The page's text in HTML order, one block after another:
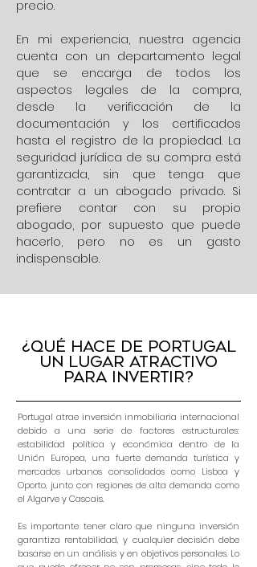
precio.
En mi experiencia, nuestra agencia
cuenta con un departamento legal
que se encarga de todos los
aspectos legales de la compra,
desde la verificación de la
documentación y los certificados
hasta el registro de la propiedad. La
seguridad jurídica de su compra está
garantizada, sin que tenga que
contratar a un abogado privado. Si
prefiere contar con su propio
abogado, por supuesto que puede
hacerlo, pero no es un gasto
indispensable.
¿Qué hace de Portugal
un lugar atractivo
para invertir?
Portugal atrae inversión inmobiliaria internacional
debido a una serie de factores estructurales:
estabilidad política y económica dentro de la
Unión Europea, una fuerte demanda turística y
mercados urbanos consolidados como Lisboa y
Oporto, junto con regiones de alta demanda como
el Algarve y Cascais.
Es importante tener claro que ninguna inversión
garantiza rentabilidad, y cualquier decisión debe
basarse en un análisis y en objetivos personales. Lo